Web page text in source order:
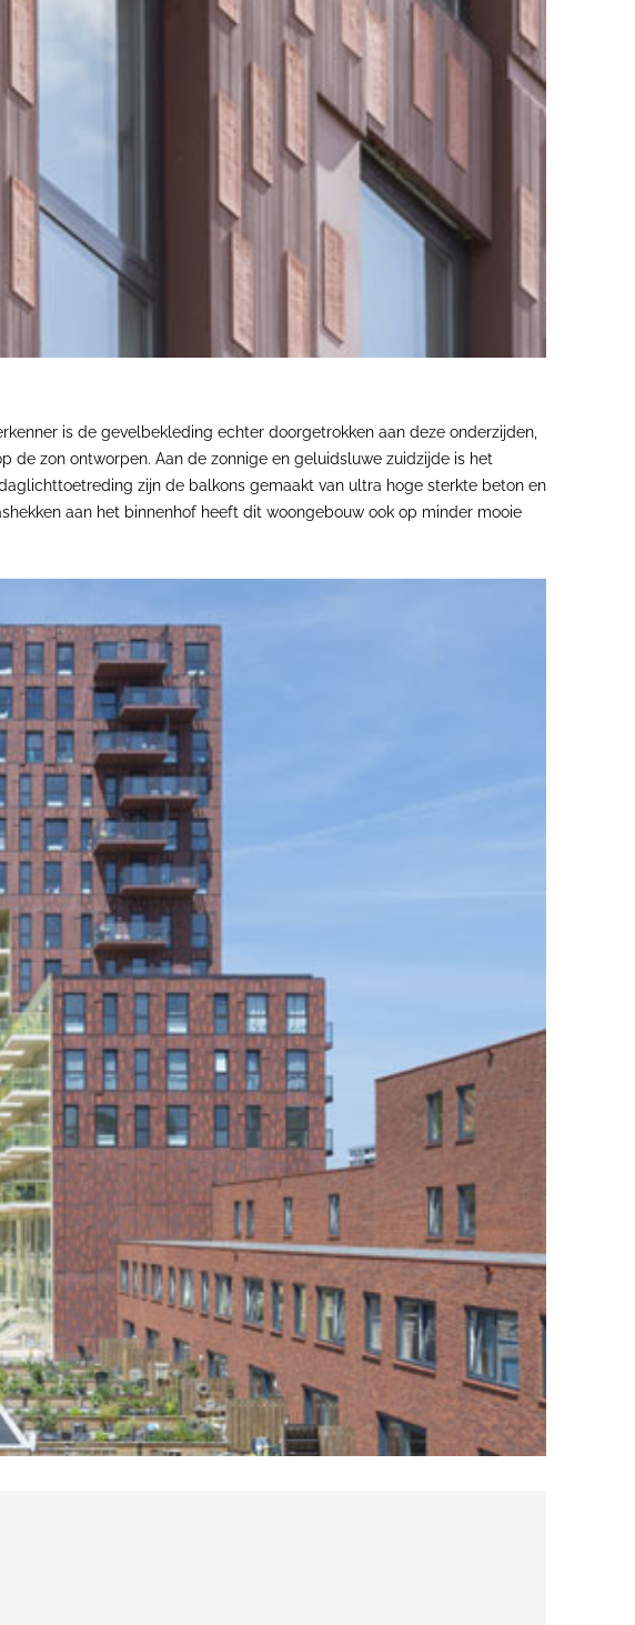
is de gevelbekleding echter doorgetrokken aan deze onderzijden,
de zon ontworpen. Aan de zonnige en geluidsluwe zuidzijde is het
zijn de balkons gemaakt van ultra hoge sterkte beton en
aan het binnenhof heeft dit woongebouw ook op minder mooie